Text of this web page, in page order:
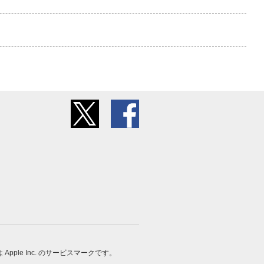
Inc. のサービスマークです。